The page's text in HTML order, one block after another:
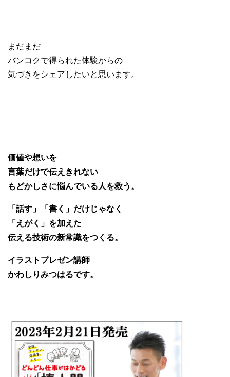
まだまだ
バンコクで得られた体験からの
気づきをシェアしたいと思います。
価値や想いを
言葉だけで伝えきれない
もどかしさに悩んでいる人を救う。
「話す」「書く」だけじゃなく
「えがく」を加えた
伝える技術の新常識をつくる。
イラストプレゼン講師
かわしりみつはるです。